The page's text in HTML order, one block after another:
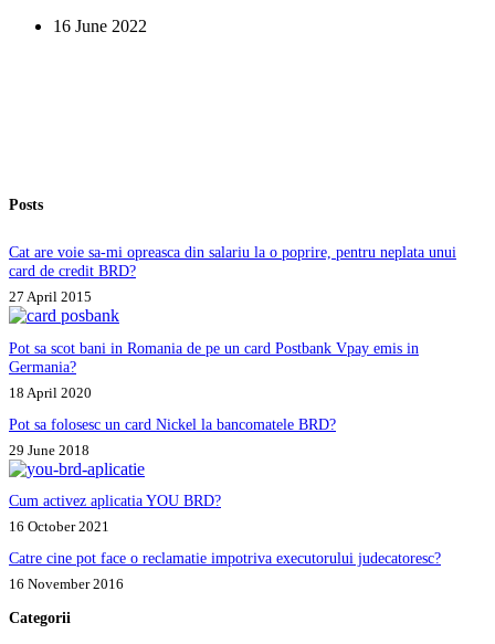
primit
16 June 2022
Posts
Cat are voie sa-mi opreasca din salariu la o poprire, pentru neplata unui
card de credit BRD?
27 April 2015
Pot sa scot bani in Romania de pe un card Postbank Vpay emis in
Germania?
18 April 2020
Pot sa folosesc un card Nickel la bancomatele BRD?
29 June 2018
Cum activez aplicatia YOU BRD?
16 October 2021
Catre cine pot face o reclamatie impotriva executorului judecatoresc?
16 November 2016
Categorii